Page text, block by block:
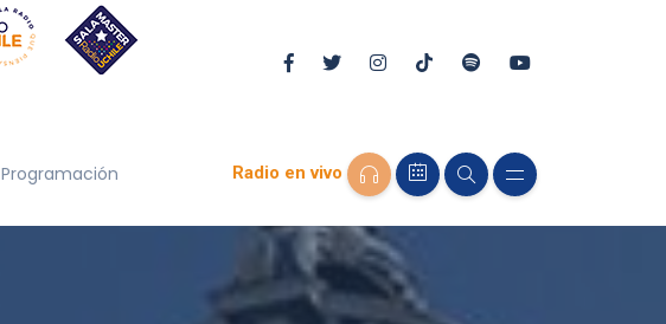
Programación Radio en vivo